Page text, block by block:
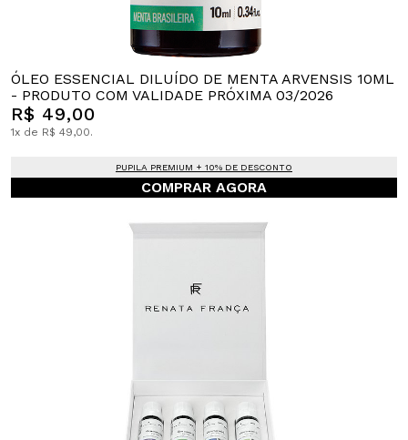
ÓLEO ESSENCIAL DILUÍDO DE MENTA ARVENSIS 10ML
- PRODUTO COM VALIDADE PRÓXIMA 03/2026
R$ 49,00
1x de R$ 49,00.
PUPILA PREMIUM + 10% DE DESCONTO
COMPRAR AGORA